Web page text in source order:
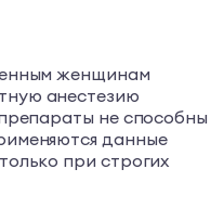
женщинам
анестезию
не способны
данные
при строгих